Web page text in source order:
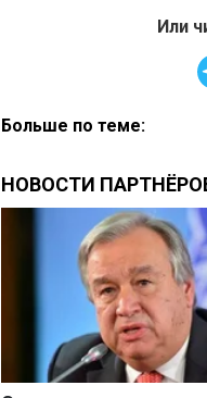
Или
Больше по теме: